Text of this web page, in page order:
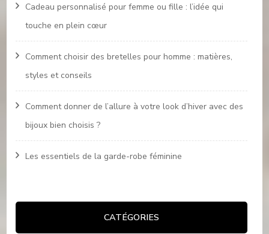
Cadeau personnalisé pour femme ou fille : l’idée qui
touche en plein cœur
Comment choisir des bretelles pour homme : matières,
styles et conseils
Comment donner de l’allure à votre look d’hiver avec des
bijoux bien choisis ?
Les essentiels de la garde-robe féminine
CATÉGORIES